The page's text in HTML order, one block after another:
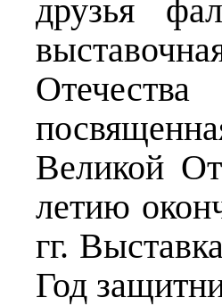
друзья
Великой
летию
гг.
Год